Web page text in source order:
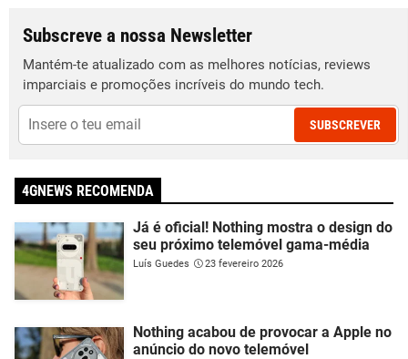
Subscreve a nossa Newsletter
Mantém-te atualizado com as melhores notícias, reviews
imparciais e promoções incríveis do mundo tech.
SUBSCREVER
4GNEWS RECOMENDA
Já é oficial! Nothing mostra o design do
seu próximo telemóvel gama-média
Luís Guedes 23 fevereiro 2026
Nothing acabou de provocar a Apple no
anúncio do novo telemóvel